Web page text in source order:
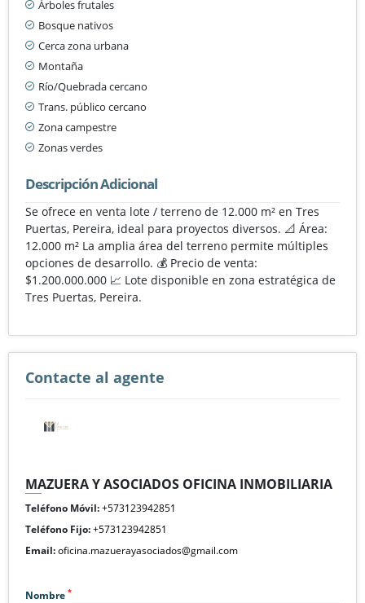
Árboles frutales
Bosque nativos
Cerca zona urbana
Montaña
Río/Quebrada cercano
Trans. público cercano
Zona campestre
Zonas verdes
Descripción Adicional
Se ofrece en venta lote / terreno de 12.000 m² en Tres
Puertas, Pereira, ideal para proyectos diversos. 📐 Área:
12.000 m² La amplia área del terreno permite múltiples
opciones de desarrollo. 💰 Precio de venta:
$1.200.000.000 📈 Lote disponible en zona estratégica de
Tres Puertas, Pereira.
Contacte al agente
MAZUERA Y ASOCIADOS OFICINA INMOBILIARIA
Teléfono Móvil:+573123942851
Teléfono Fijo:+573123942851
Email:oficina.mazuerayasociados@gmail.com
Nombre *